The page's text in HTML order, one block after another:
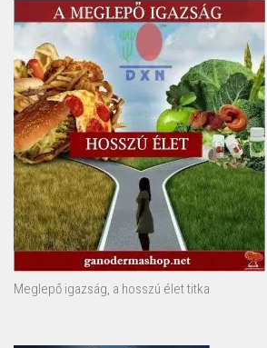
Meglepő igazság, a hosszú élet titka